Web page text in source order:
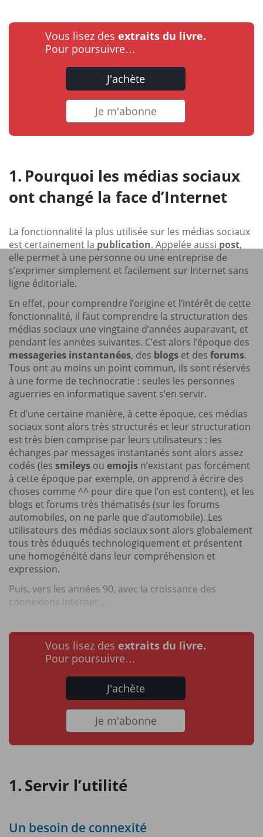
Vous lisez des extraits du livre.
Pour poursuivre…
J'achète
Je m'abonne
Pourquoi les médias sociaux
ont changé la face d’Internet
La fonctionnalité la plus utilisée sur les médias sociaux
est certainement la publication. Appelée aussi post,
elle permet à une personne ou une entreprise de
s’exprimer simplement et facilement sur Internet sans
ligne éditoriale.
En effet, pour comprendre l’origine et l’intérêt de cette
fonctionnalité, il faut comprendre la structuration des
médias sociaux une vingtaine d’années auparavant, et
pendant les années suivantes. C’est alors l’époque des
messageries instantanées, des blogs et des forums.
Tous ont au moins un point commun, ils sont réservés
à une forme de technocratie : seules les personnes
aguerries en informatique savent s’en servir.
Et d’une certaine manière, à cette époque, ces médias
sociaux sont alors très structurés et leur structuration
est très bien comprise par leurs utilisateurs : les
échanges par messages instantanés sont alors assez
codés (les smileys ou emojis n’existant pas forcément
à cette époque par exemple, on apprend à écrire des
choses comme ^^ pour dire que l’on est content), et les
blogs et forums très thématisés (sur les forums
automobiles, on ne parle que d’automobile). Les
utilisateurs des médias sociaux sont alors globalement
tous très éduqués technologiquement et présentent
une homogénéité dans leur compréhension et
expression.
Puis, vers les années 90, avec la croissance des
connexions internet...
Vous lisez des extraits du livre.
Pour poursuivre…
J'achète
Je m'abonne
Servir l’utilité
Un besoin de connexité